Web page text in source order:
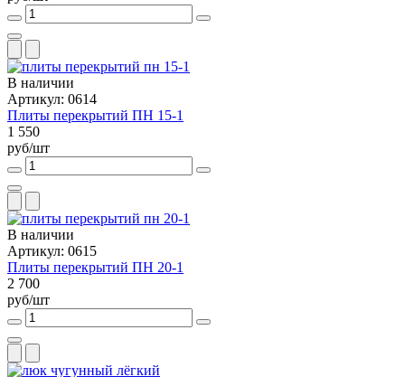
В наличии
Артикул: 0614
Плиты перекрытий ПН 15-1
1 550
руб/шт
В наличии
Артикул: 0615
Плиты перекрытий ПН 20-1
2 700
руб/шт